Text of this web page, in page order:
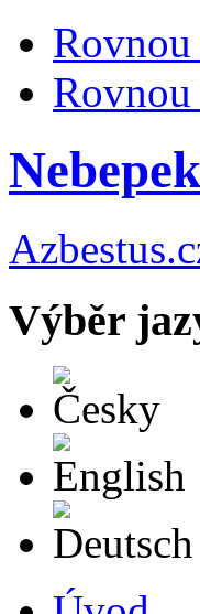
Rovnou
Rovnou
Výběr